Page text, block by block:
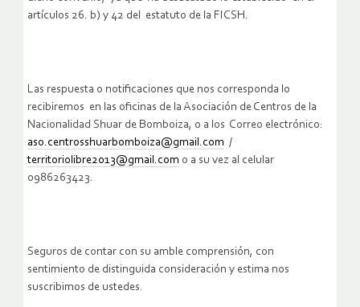
artículos 26. b) y 42 del estatuto de la FICSH.
Las respuesta o notificaciones que nos corresponda lo
recibiremos en las oficinas de la Asociación de Centros de la
Nacionalidad Shuar de Bomboiza, o a los Correo electrónico:
aso.centrosshuarbomboiza@gmail.com /
territoriolibre2013@gmail.com o a su vez al celular
0986263423.
Seguros de contar con su amble comprensión, con
sentimiento de distinguida consideración y estima nos
suscribimos de ustedes.